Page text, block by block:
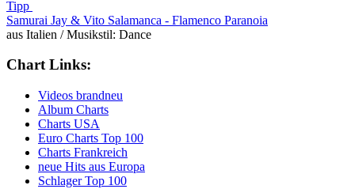
Tipp
Samurai Jay & Vito Salamanca - Flamenco Paranoia
aus Italien / Musikstil: Dance
Chart Links:
Videos brandneu
Album Charts
Charts USA
Euro Charts Top 100
Charts Frankreich
neue Hits aus Europa
Schlager Top 100